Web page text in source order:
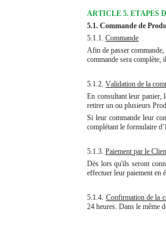
ARTICLE 5. ETAPES
5.1. Commande de
5.1.1.Commande
Afin de passer
commande sera complète,
5.1.2.Validation de la
En consultant leur panier,
retirer un ou plusieurs
Si leur commande leur
complétant le formulaire
5.1.3.Paiement par le
Dès lors qu'ils seront
effectuer leur paiement en
5.1.4. Confirmation de la
24 heures. Dans le même